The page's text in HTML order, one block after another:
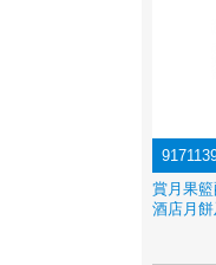
賞月果
酒店月